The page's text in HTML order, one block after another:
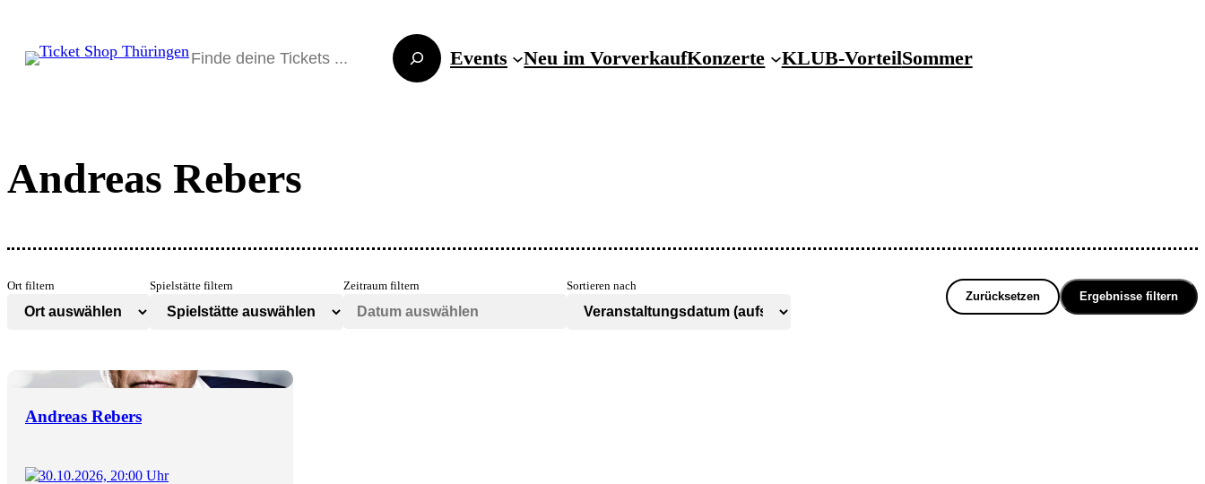
Events Neu im VorverkaufKonzerte KLUB-VorteilSommer
Andreas Rebers
Ort filtern Spielstätte filtern Zeitraum filtern Sortieren nach
Zurücksetzen Ergebnisse filtern
Andreas Rebers
30.10.2026, 20:00 Uhr